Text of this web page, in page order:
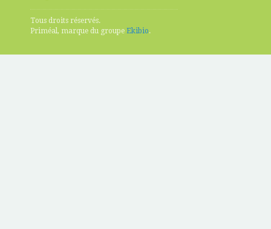
Tous droits réservés.
Priméal, marque du groupe Ekibio.